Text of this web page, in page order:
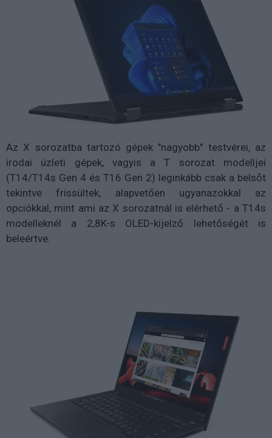
Az X sorozatba tartozó gépek "nagyobb" testvérei, az
irodai üzleti gépek, vagyis a T sorozat modelljei
(T14/T14s Gen 4 és T16 Gen 2) leginkább csak a belsőt
tekintve frissültek, alapvetően ugyanazokkal az
opciókkal, mint ami az X sorozatnál is elérhető - a T14s
modelleknél a 2,8K-s OLED-kijelző lehetőségét is
beleértve.